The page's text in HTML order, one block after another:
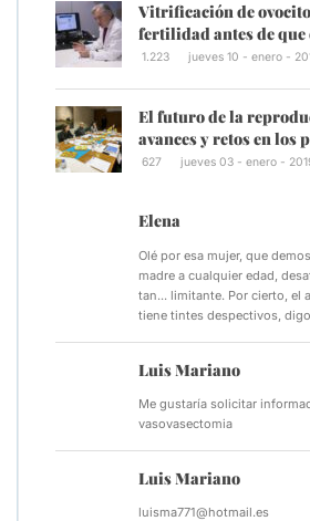
Vitrificación de
fertilidad antes de que
1.223 jueves 10 - enero -
El futuro de la
avances y retos en los
627 jueves 03 - enero -
Elena
Olé por esa mujer, que
madre a cualquier edad,
tan... limitante. Por cierto, el
tiene tintes despectivos,
Luis Mariano
Me gustaría solicitar
vasovasectomia
Luis Mariano
luisma771@hotmail.es